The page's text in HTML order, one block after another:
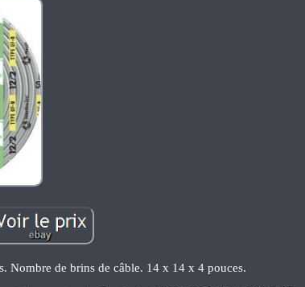
Nombre de brins de câble. 14 x 14 x 4 pouces.